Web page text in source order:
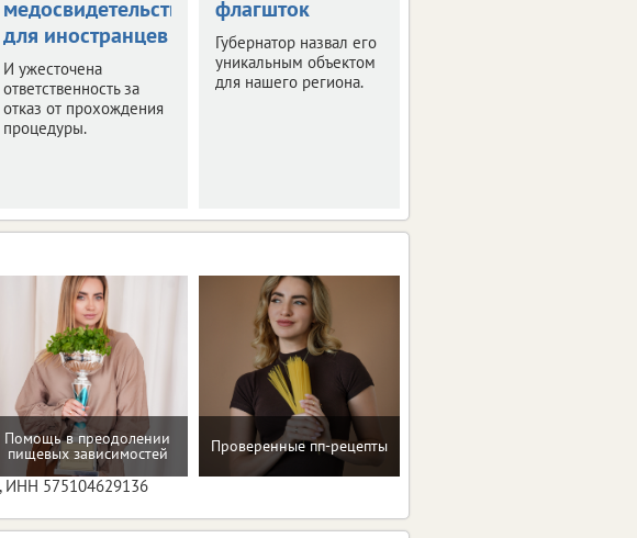
медосвидетельствования
для иностранцев
И ужесточена
ответственность за
отказ от прохождения
процедуры.
флагшток
Губернатор назвал его
уникальным объектом
для нашего региона.
Помощь в преодолении
пищевых зависимостей Проверенные пп-рецепты
ИНН 575104629136